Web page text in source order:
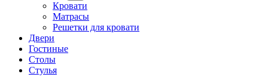
Кровати
Матрасы
Решетки для кровати
Двери
Гостиные
Столы
Стулья